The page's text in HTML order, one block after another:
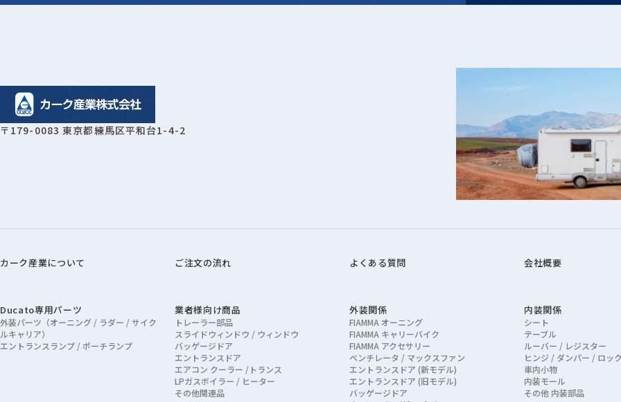
3-1 以下の利用者情報については、その収集が行われる前にユーザーの同意を得るものとします。
3-2 ユーザーは、本サービスの所定の設定を行うことにより、利用者情報の全部または一部についてその収集又は利用の停止を求めること
き、この場合、当社は速やかに、当社の定めるところに従い、その利用を停止します。なお利用者情報の項目によっては、その収集または
4-1 本サービスでは、以下の提携先が、ユーザーの端末にCookieを保存し、これを利用して利用者情報を蓄積及び利用している場合がありま
〒179-0083 東京都練馬区平和台1-4-2
カーク産業について ご注文の流れ よくある質問 会社概要
Ducato専用パーツ
外装パーツ（オーニング / ラダー / サイク
ルキャリア）
エントランスランプ / ポーチランプ
業者様向け商品
トレーラー部品
スライドウィンドウ / ウィンドウ
バッゲージドア
エントランスドア
エアコン クーラー /トランス
LPガスボイラー / ヒーター
その他関連品
外装関係
FIAMMA オーニング
FIAMMA キャリーバイク
FIAMMA アクセサリー
ベンチレータ / マックスファン
エントランスドア (新モデル)
エントランスドア (旧モデル)
バッゲージドア
内装関係
シート
テーブル
ルーバー / レジスター
ヒンジ / ダンパー / ロック
車内小物
内装モール
その他 内装部品